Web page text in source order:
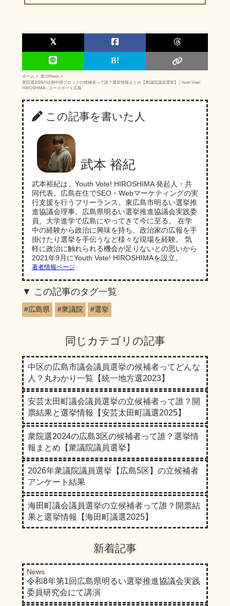
ホーム
政治News
衆院選2024の比例中国ブロックの候補者って誰？選挙情報まとめ【衆議院議員選挙】 | Youth Vote!
HIROSHIMA - ユースボート広島
この記事を書いた人
武本 裕紀
武本裕紀は、Youth Vote! HIROSHIMA 発起人・共
同代表。広島在住でSEO・Webマーケティングの実
行支援を行うフリーランス。東広島市明るい選挙推
進協議会理事。広島県明るい選挙推進協議会実践委
員。大学進学で広島にやってきて今に至る。 在学
中の経験から政治に興味を持ち、政治家の広報を手
掛けたり選挙を手伝うなど様々な現場を経験。 気
軽に政治に触れられる機会が足りないとの思いから
2021年9月にYouth Vote! HIROSHIMAを設立。
著者情報ページ
この記事のタグ一覧
#広島県 #衆議院 #選挙
同じカテゴリの記事
中区の広島市議会議員選挙の候補者ってどんな
人？丸わかり一覧【統一地方選2023】
安芸太田町議会議員選挙の立候補者って誰？開
票結果と選挙情報【安芸太田町議選2025】
衆院選2024の広島3区の候補者って誰？選挙情
報まとめ【衆議院議員選挙】
2026年衆議院議員選挙【広島5区】の立候補者
アンケート結果
海田町議会議員選挙の立候補者って誰？開票結
果と選挙情報【海田町議選2025】
新着記事
News
令和8年第1回広島県明るい選挙推進協議会実践
委員研究会にて講演